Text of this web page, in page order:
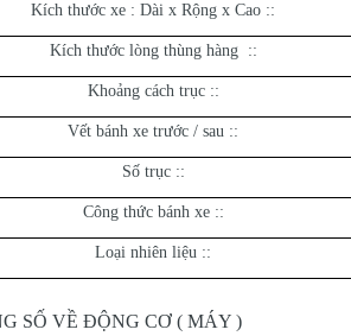
Kích thước xe : Dài x Rộng x Cao ::
Kích thước lòng thùng hàng ::
Khoảng cách trục ::
Vết bánh xe trước / sau ::
Số trục ::
Công thức bánh xe ::
Loại nhiên liệu ::
SỐ VỀ ĐỘNG CƠ ( MÁY )